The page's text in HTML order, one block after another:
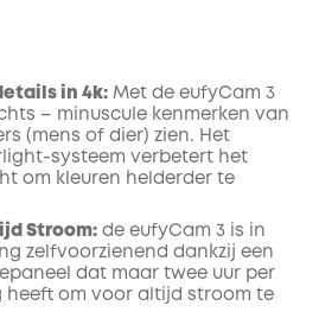
in 4k: Met de eufyCam 3
– minuscule kenmerken van
(mens of dier) zien. Het
systeem verbetert het
om kleuren helderder te
Stroom: de eufyCam 3 is in
zelfvoorzienend dankzij een
dat maar twee uur per
heeft om voor altijd stroom te